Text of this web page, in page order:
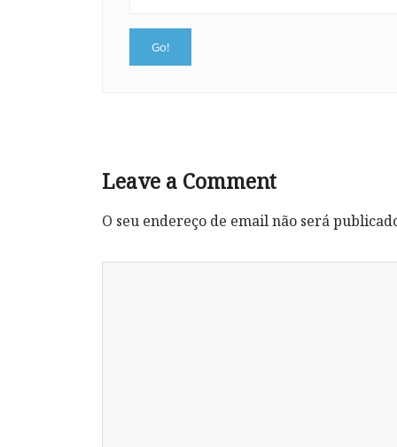
Leave a Comment
O seu endereço de email não será